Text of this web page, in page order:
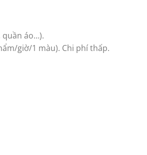
quần áo…).
giờ/1 màu). Chi phí thấp.